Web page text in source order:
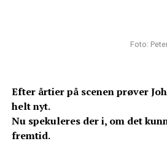
Foto:
Efter årtier på scenen prøver
helt nyt.
Nu spekuleres der i, om det
fremtid.